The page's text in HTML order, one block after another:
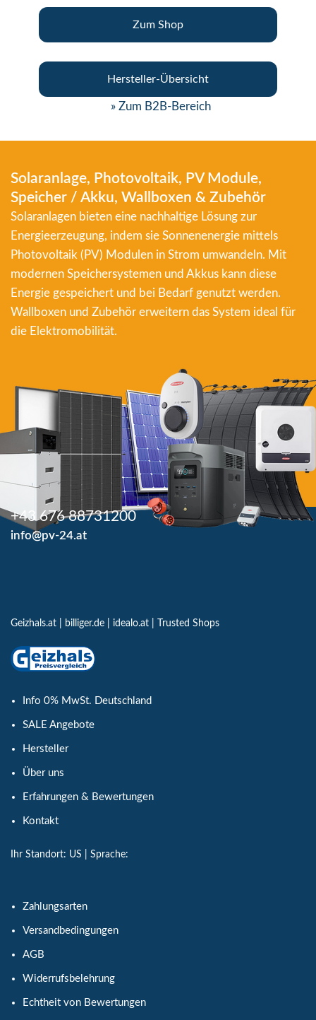
Zum Shop
Hersteller-Übersicht
» Zum B2B-Bereich
Solaranlage, Photovoltaik, PV Module,
Speicher / Akku, Wallboxen & Zubehör
Solaranlagen bieten eine nachhaltige Lösung zur
Energieerzeugung, indem sie Sonnenenergie mittels
Photovoltaik (PV) Modulen in Strom umwandeln. Mit
modernen Speichersystemen und Akkus kann diese
Energie gespeichert und bei Bedarf genutzt werden.
Wallboxen und Zubehör erweitern das System ideal für
die Elektromobilität.
+43 676 88731200
info@pv-24.at
Geizhals.at billiger.de idealo.at Trusted Shops
Info 0% MwSt. Deutschland
SALE Angebote
Hersteller
Über uns
Erfahrungen & Bewertungen
Kontakt
Ihr Standort: US | Sprache:
Zahlungsarten
Versandbedingungen
AGB
Widerrufsbelehrung
Echtheit von Bewertungen